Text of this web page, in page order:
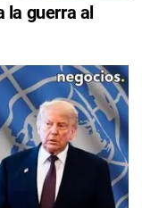
la guerra al